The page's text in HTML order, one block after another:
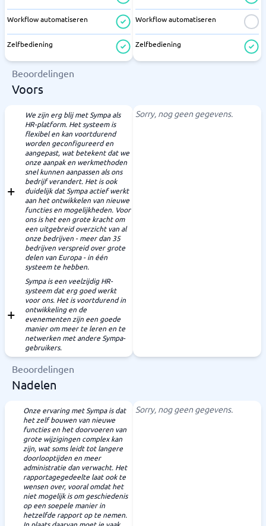
Workflow automatiseren
Zelfbediening
Workflow automatiseren
Zelfbediening
Beoordelingen
Voors
We zijn erg blij met Sympa als
HR-platform. Het systeem is
flexibel en kan voortdurend
worden geconfigureerd en
aangepast, wat betekent dat we
onze aanpak en werkmethoden
snel kunnen aanpassen als ons
bedrijf verandert. Het is ook
duidelijk dat Sympa actief werkt
aan het ontwikkelen van nieuwe
functies en mogelijkheden. Voor
ons is het een grote kracht om
een uitgebreid overzicht van al
onze bedrijven - meer dan 35
bedrijven verspreid over grote
delen van Europa - in één
systeem te hebben.
Sympa is een veelzijdig HR-
systeem dat erg goed werkt
voor ons. Het is voortdurend in
ontwikkeling en de
evenementen zijn een goede
manier om meer te leren en te
netwerken met andere Sympa-
gebruikers.
Sorry, nog geen gegevens.
Beoordelingen
Nadelen
Onze ervaring met Sympa is dat
het zelf bouwen van nieuwe
functies en het doorvoeren van
grote wijzigingen complex kan
zijn, wat soms leidt tot langere
doorlooptijden en meer
administratie dan verwacht. Het
rapportagegedeelte laat ook te
wensen over, vooral omdat het
niet mogelijk is om geschiedenis
op een soepele manier in
hetzelfde rapport op te nemen.
Sorry, nog geen gegevens.